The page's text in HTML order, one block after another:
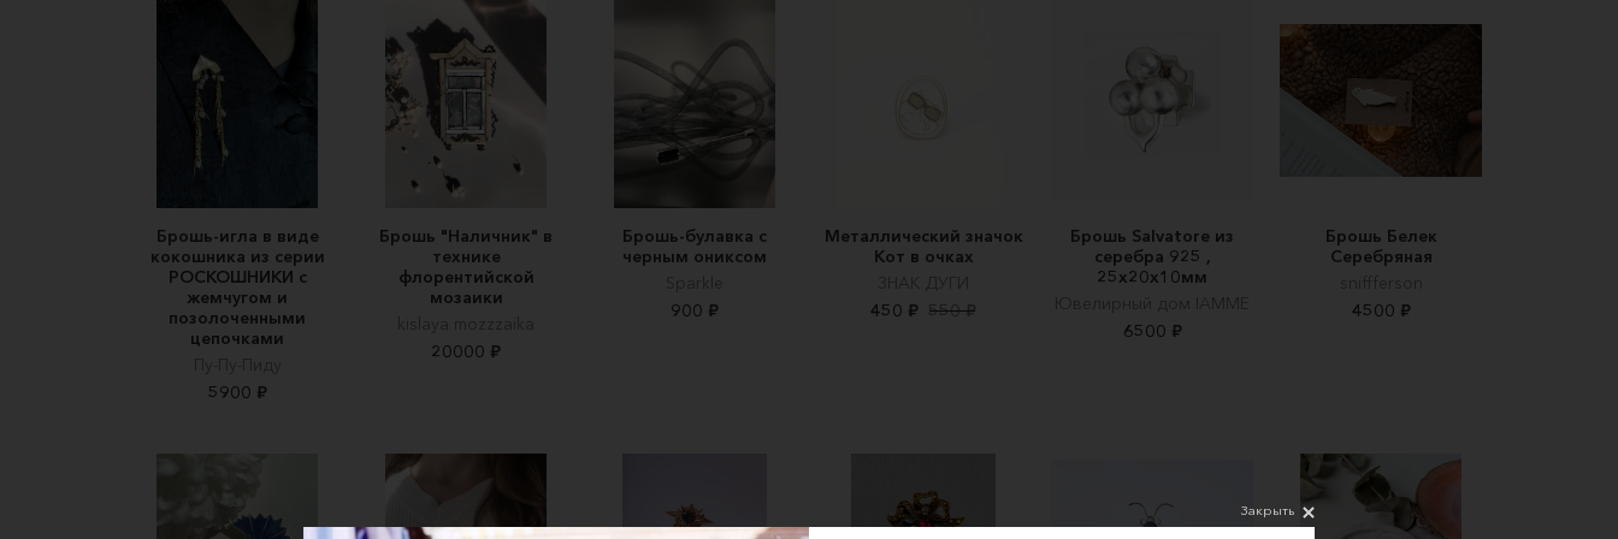
Брошь-игла в виде
кокошника из серии
РОСКОШНИКИ с
жемчугом и
позолоченными
цепочками
Пу-Пу-Пиду
5900 ₽
Брошь "Наличник" в
технике
флорентийской
мозаики
kislaya mozzzaika
20000 ₽
Брошь-булавка с
черным ониксом
Sparkle
900 ₽
Металлический значок
Кот в очках
ЗНАК ДУГИ
450 ₽ 550 ₽
Брошь Salvatore из
серебра 925 ,
25х20х10мм
Ювелирный дом IAMME
6500 ₽
Брошь Белек
Серебряная
sniffferson
4500 ₽
Закрыть